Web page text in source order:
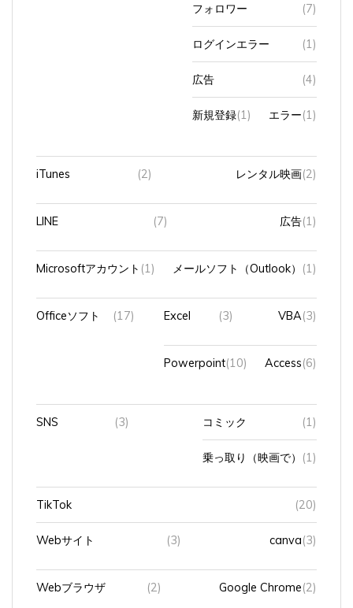
フォロワー (7)
ログインエラー (1)
広告 (4)
新規登録(1) エラー(1)
iTunes (2) レンタル映画(2)
LINE (7) 広告(1)
Microsoftアカウント (1) メールソフト（Outlook） (1)
Officeソフト (17) Excel (3) VBA(3)
Powerpoint(10) Access(6)
SNS (3) コミック (1)
乗っ取り（映画で） (1)
TikTok (20)
Webサイト (3) canva(3)
Webブラウザ (2) Google Chrome(2)